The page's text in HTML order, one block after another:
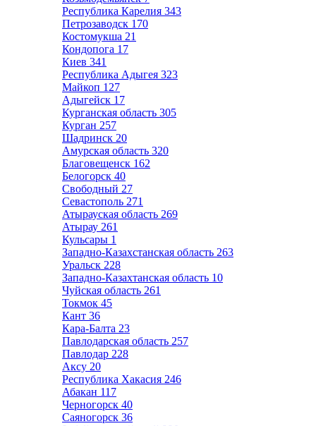
Республика Карелия 343
Петрозаводск 170
Костомукша 21
Кондопога 17
Киев 341
Республика Адыгея 323
Майкоп 127
Адыгейск 17
Курганская область 305
Курган 257
Шадринск 20
Амурская область 320
Благовещенск 162
Белогорск 40
Свободный 27
Севастополь 271
Атырауская область 269
Атырау 261
Кульсары 1
Западно-Казахстанская область 263
Уральск 228
Западно-Казахтанская область 10
Чуйская область 261
Токмок 45
Кант 36
Кара-Балта 23
Павлодарская область 257
Павлодар 228
Аксу 20
Республика Хакасия 246
Абакан 117
Черногорск 40
Саяногорск 36